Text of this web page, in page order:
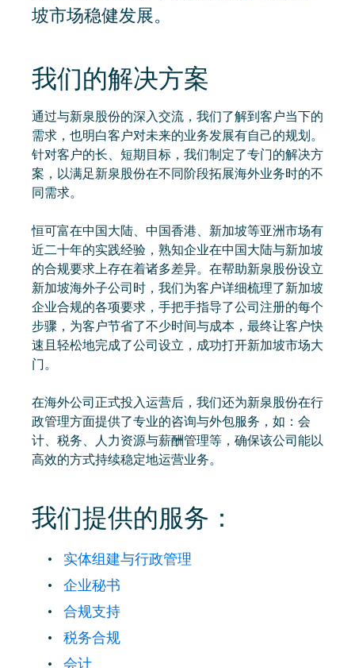
坡市场稳健发展。
我们的解决方案
通过与新泉股份的深入交流，我们了解到客户当下的
需求，也明白客户对未来的业务发展有自己的规划。
针对客户的长、短期目标，我们制定了专门的解决方
案，以满足新泉股份在不同阶段拓展海外业务时的不
同需求。
恒可富在中国大陆、中国香港、新加坡等亚洲市场有
近二十年的实践经验，熟知企业在中国大陆与新加坡
的合规要求上存在着诸多差异。在帮助新泉股份设立
新加坡海外子公司时，我们为客户详细梳理了新加坡
企业合规的各项要求，手把手指导了公司注册的每个
步骤，为客户节省了不少时间与成本，最终让客户快
速且轻松地完成了公司设立，成功打开新加坡市场大
门。
在海外公司正式投入运营后，我们还为新泉股份在行
政管理方面提供了专业的咨询与外包服务，如：会
计、税务、人力资源与薪酬管理等，确保该公司能以
高效的方式持续稳定地运营业务。
我们提供的服务：
实体组建与行政管理
企业秘书
合规支持
税务合规
会计